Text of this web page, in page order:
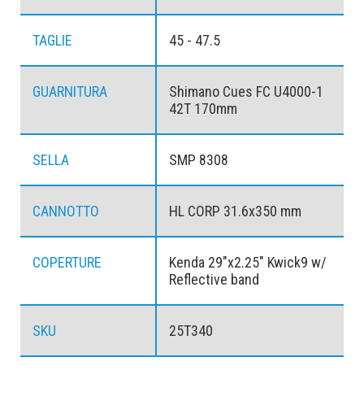
TAGLIE 45 - 47.5
GUARNITURA
Shimano Cues FC U4000-1
42T 170mm
SELLA SMP 8308
CANNOTTO HL CORP 31.6x350 mm
COPERTURE
Kenda 29"x2.25" Kwick9 w/
Reflective band
SKU 25T340